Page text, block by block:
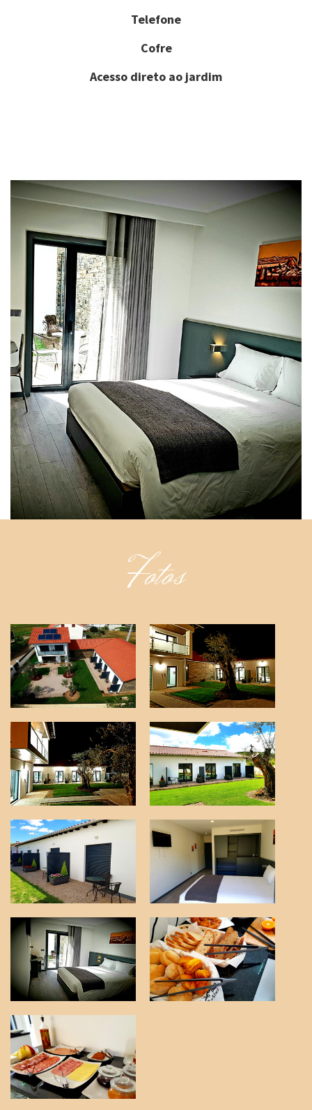
Telefone
Cofre
Acesso direto ao jardim
Fotos